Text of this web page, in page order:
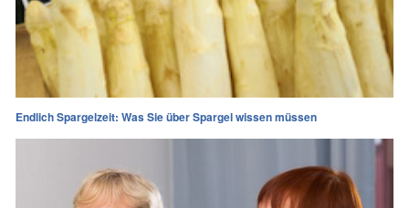
Endlich Spargelzeit: Was Sie über Spargel wissen müssen